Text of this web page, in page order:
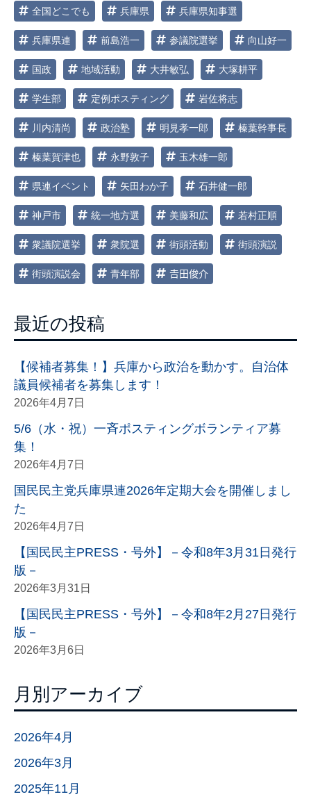
全国どこでも 兵庫県 兵庫県知事選
兵庫県連 前島浩一 参議院選挙 向山好一
国政 地域活動 大井敏弘 大塚耕平
学生部 定例ポスティング 岩佐将志
川内清尚 政治塾 明見孝一郎 榛葉幹事長
榛葉賀津也 永野敦子 玉木雄一郎
県連イベント 矢田わか子 石井健一郎
神戸市 統一地方選 美藤和広 若村正順
衆議院選挙 衆院選 街頭活動 街頭演説
街頭演説会 青年部 𠮷田俊介
最近の投稿
【候補者募集！】兵庫から政治を動かす。自治体
議員候補者を募集します！
2026年4月7日
5/6（水・祝）一斉ポスティングボランティア募
集！
2026年4月7日
国民民主党兵庫県連2026年定期大会を開催しまし
た
2026年4月7日
【国民民主PRESS・号外】－令和8年3月31日発行
版－
2026年3月31日
【国民民主PRESS・号外】－令和8年2月27日発行
版－
2026年3月6日
月別アーカイブ
2026年4月
2026年3月
2025年11月